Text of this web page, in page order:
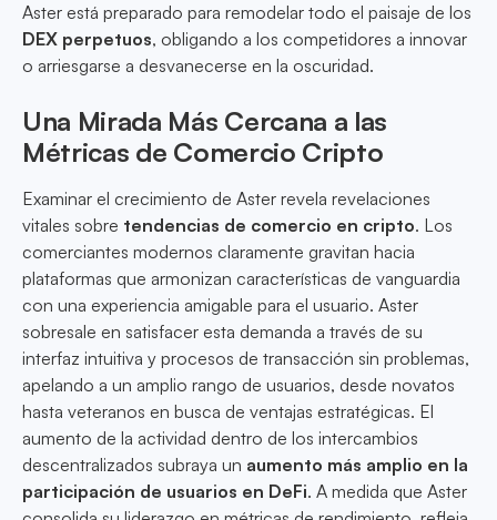
Aster está preparado para remodelar todo el paisaje de los
DEX perpetuos, obligando a los competidores a innovar
o arriesgarse a desvanecerse en la oscuridad.
Una Mirada Más Cercana a las
Métricas de Comercio Cripto
Examinar el crecimiento de Aster revela revelaciones
vitales sobre tendencias de comercio en cripto. Los
comerciantes modernos claramente gravitan hacia
plataformas que armonizan características de vanguardia
con una experiencia amigable para el usuario. Aster
sobresale en satisfacer esta demanda a través de su
interfaz intuitiva y procesos de transacción sin problemas,
apelando a un amplio rango de usuarios, desde novatos
hasta veteranos en busca de ventajas estratégicas. El
aumento de la actividad dentro de los intercambios
descentralizados subraya un aumento más amplio en la
participación de usuarios en DeFi. A medida que Aster